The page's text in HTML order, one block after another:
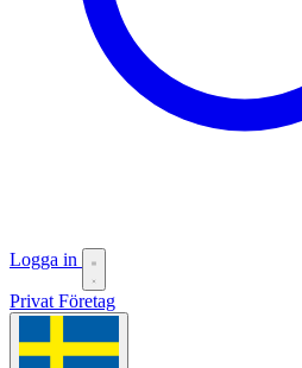
Logga in
Privat Företag